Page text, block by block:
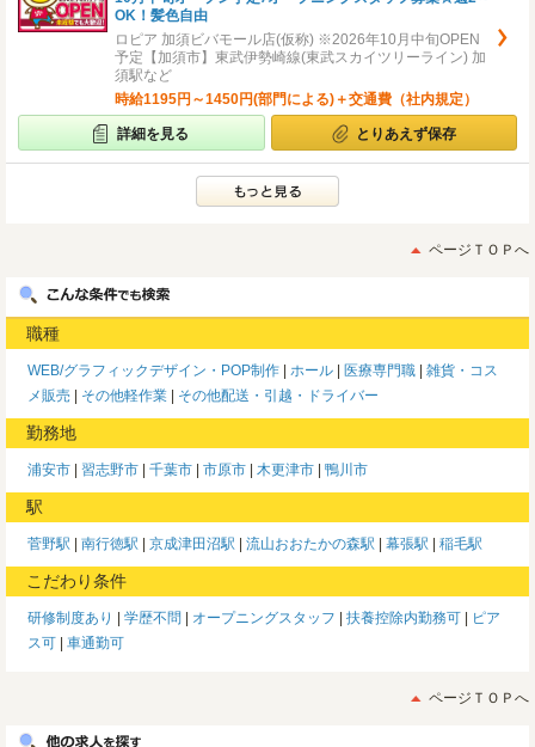
OK！髪色自由
ロピア 加須ビバモール店(仮称) ※2026年10月中旬OPEN
予定【加須市】東武伊勢崎線(東武スカイツリーライン) 加
須駅など
時給1195円～1450円(部門による)＋交通費（社内規定）
詳細を見る とりあえず保存
ページＴＯＰへ
職種
WEB/グラフィックデザイン・POP制作 ホール 医療専門職
雑貨・コス
メ販売
その他軽作業 その他配送・引越・ドライバー
勤務地
浦安市 習志野市 千葉市 市原市 木更津市 鴨川市
駅
菅野駅 南行徳駅 京成津田沼駅 流山おおたかの森駅 幕張駅 稲毛駅
こだわり条件
研修制度あり 学歴不問 オープニングスタッフ 扶養控除内勤務可
ピア
ス可
車通勤可
ページＴＯＰへ